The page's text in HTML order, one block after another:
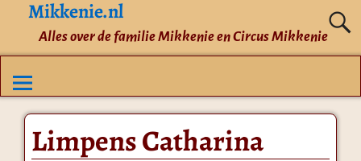
Mikkenie.nl
Alles over de familie Mikkenie en Circus Mikkenie
Limpens Catharina